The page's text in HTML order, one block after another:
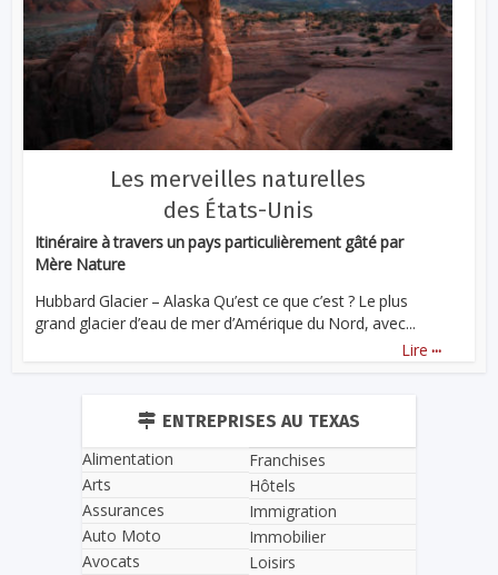
Les merveilles naturelles
des États-Unis
Itinéraire à travers un pays particulièrement gâté par
Mère Nature
Hubbard Glacier – Alaska Qu’est ce que c’est ? Le plus
grand glacier d’eau de mer d’Amérique du Nord, avec...
Lire ...
ENTREPRISES AU TEXAS
Alimentation
Arts
Assurances
Auto Moto
Avocats
Franchises
Hôtels
Immigration
Immobilier
Loisirs